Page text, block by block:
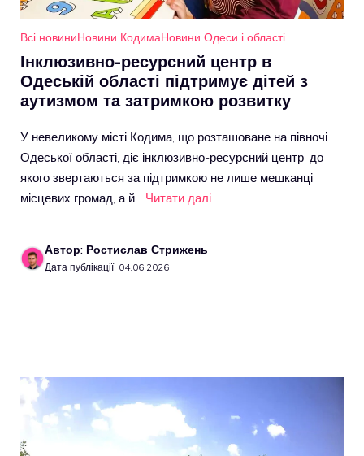
Всі новиниНовини КодимаНовини Одеси і області
Інклюзивно-ресурсний центр в
Одеській області підтримує дітей з
аутизмом та затримкою розвитку
У невеликому місті Кодима, що розташоване на півночі
Одеської області, діє інклюзивно-ресурсний центр, до
якого звертаються за підтримкою не лише мешканці
місцевих громад, а й… Читати далі
Автор: Ростислав Стрижень
Дата публікації: 04.06.2026